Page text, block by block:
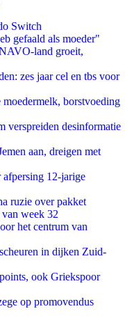
Switch
gefaald als moeder"
land groeit,
zes jaar cel en tbs voor
borstvoeding
verspreiden desinformatie
aan, dreigen met
12-jarige
ruzie over pakket
week 32
het centrum van
in dijken Zuid-
ook Griekspoor
op promovendus